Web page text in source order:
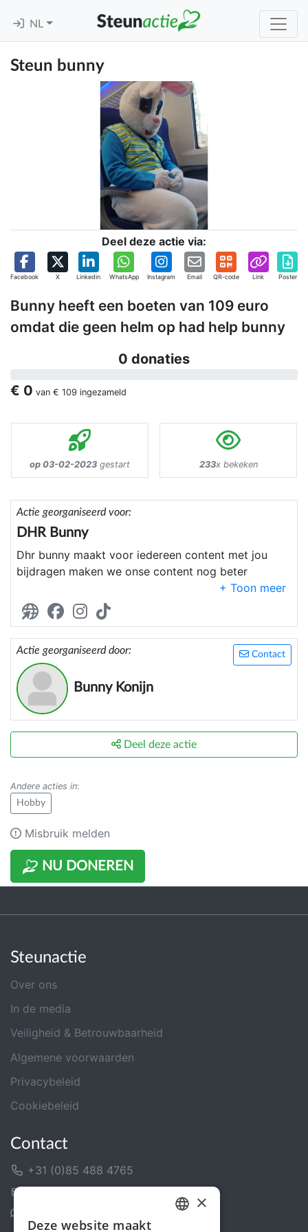
NL
Steun bunny
Deel deze actie via:
Facebook X Linkedin WhatsApp Instagram Email QR-code Link Poster
Bunny heeft een boeten van 109 euro
omdat die geen helm op had help bunny
0 donaties
€ 0 van € 109 ingezameld
op 03-02-2023 gestart 233x bekeken
Actie georganiseerd voor:
DHR Bunny
Dhr bunny maakt voor iedereen content met jou
bijdragen maken we onse content nog beter
Contact
Actie georganiseerd door:
Bunny Konijn
NU DONEREN
Deel deze actie
Andere acties in:
Hobby
Misbruik melden
Steunactie
Over ons
In de media
Veiligheid & Betrouwbaarheid
Algemene voorwaarden
Privacybeleid
Cookiebeleid
Contact
+31 (0)85 488 4765
×
Deze website maakt